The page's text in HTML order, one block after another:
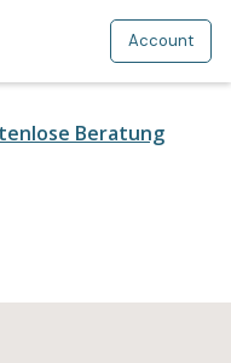
Account
Beratung